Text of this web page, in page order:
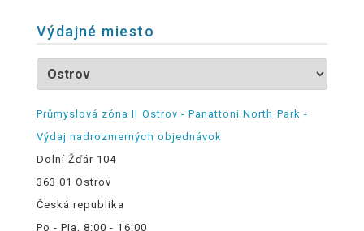
Výdajné miesto
Průmyslová zóna II Ostrov - Panattoni North Park -
Výdaj nadrozmerných objednávok
Dolní Žďár 104
363 01 Ostrov
Česká republika
Po - Pia, 8:00 - 16:00